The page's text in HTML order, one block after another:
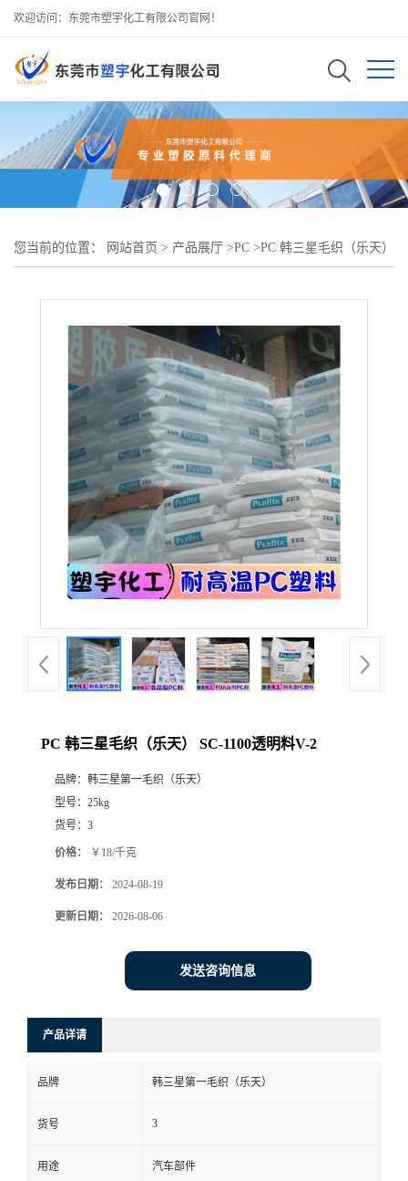
欢迎访问：东莞市塑宇化工有限公司官网！
您当前的位置： 网站首页 > 产品展厅 >PC >PC 韩三星毛织（乐天）
PC 韩三星毛织（乐天） SC-1100透明料V-2
品牌： 韩三星第一毛织（乐天）
型号： 25kg
货号： 3
价格： ￥18/千克
发布日期： 2024-08-19
更新日期： 2026-08-06
发送咨询信息
产品详请
品牌 韩三星第一毛织（乐天）
货号 3
用途 汽车部件